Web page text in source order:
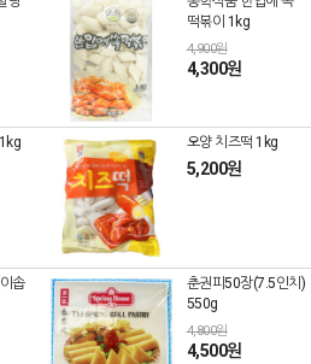
떡볶이 1kg
4,900원
4,300원
오양 치즈떡 1kg
5,200원
솝
춘권피50장(7.5인치)
550g
4,800원
4,500원